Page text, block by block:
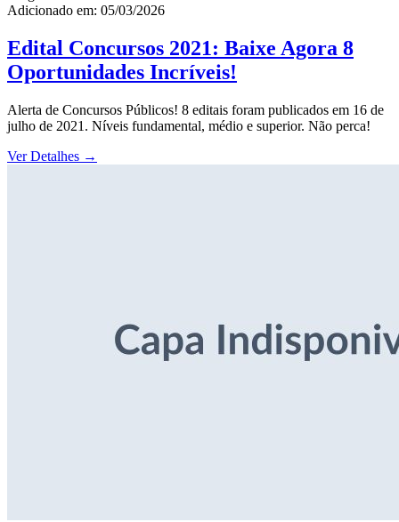
Adicionado em: 05/03/2026
Edital Concursos 2021: Baixe Agora 8
Oportunidades Incríveis!
Alerta de Concursos Públicos! 8 editais foram publicados em 16 de
julho de 2021. Níveis fundamental, médio e superior. Não perca!
Ver Detalhes →